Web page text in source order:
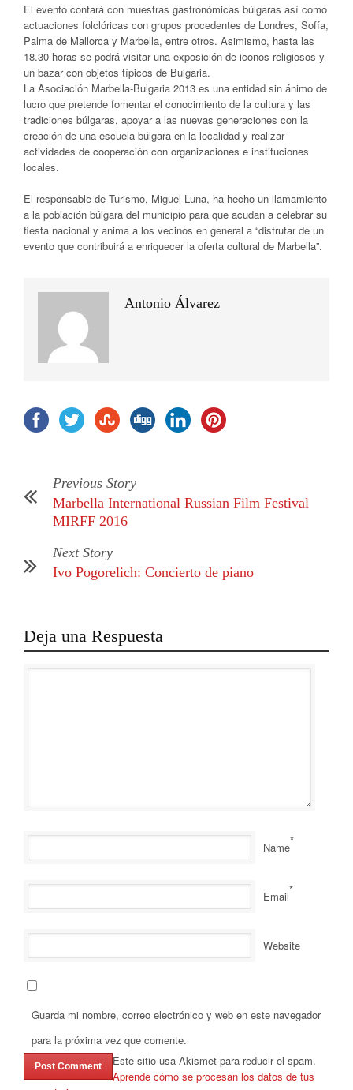
El evento contará con muestras gastronómicas búlgaras así como
actuaciones folclóricas con grupos procedentes de Londres, Sofía,
Palma de Mallorca y Marbella, entre otros. Asimismo, hasta las
18.30 horas se podrá visitar una exposición de iconos religiosos y
un bazar con objetos típicos de Bulgaria.
La Asociación Marbella-Bulgaria 2013 es una entidad sin ánimo de
lucro que pretende fomentar el conocimiento de la cultura y las
tradiciones búlgaras, apoyar a las nuevas generaciones con la
creación de una escuela búlgara en la localidad y realizar
actividades de cooperación con organizaciones e instituciones
locales.
El responsable de Turismo, Miguel Luna, ha hecho un llamamiento
a la población búlgara del municipio para que acudan a celebrar su
fiesta nacional y anima a los vecinos en general a “disfrutar de un
evento que contribuirá a enriquecer la oferta cultural de Marbella”.
Antonio Álvarez
Previous Story
Marbella International Russian Film Festival
MIRFF 2016
Next Story
Ivo Pogorelich: Concierto de piano
Deja una Respuesta
Name*
Email*
Website
Guarda mi nombre, correo electrónico y web en este navegador
para la próxima vez que comente.
Este sitio usa Akismet para reducir el spam.
Aprende cómo se procesan los datos de tus